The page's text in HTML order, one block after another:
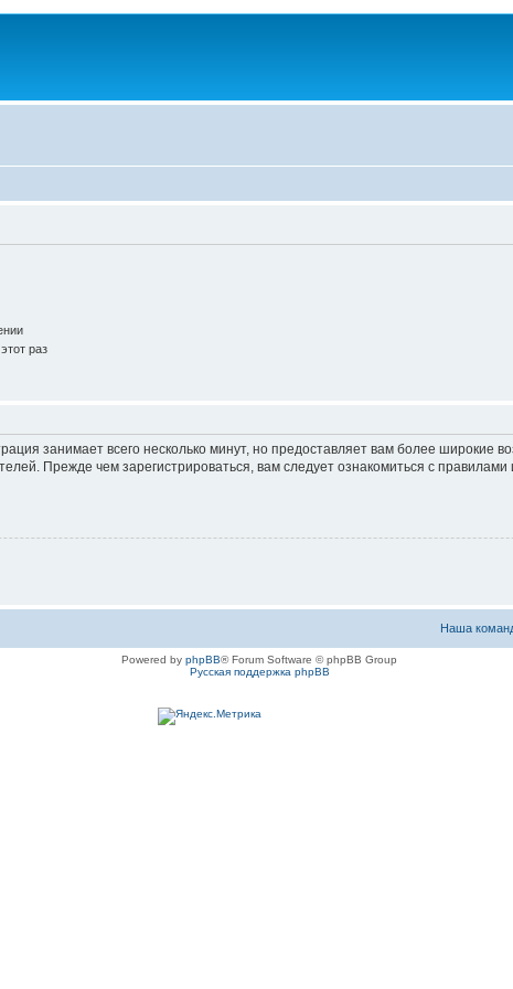
раз
занимает всего несколько минут, но предоставляет вам более широкие
Прежде чем зарегистрироваться, вам следует ознакомиться с
Наша
Powered by phpBB® Forum Software © phpBB Group
Русская поддержка phpBB